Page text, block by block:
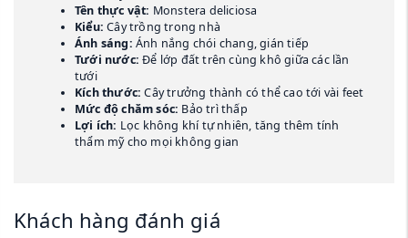
Tên thực vật: Monstera deliciosa
Kiểu: Cây trồng trong nhà
Ánh sáng: Ánh nắng chói chang, gián tiếp
Tưới nước: Để lớp đất trên cùng khô giữa các lần
tưới
Kích thước: Cây trưởng thành có thể cao tới vài feet
Mức độ chăm sóc: Bảo trì thấp
Lợi ích: Lọc không khí tự nhiên, tăng thêm tính
thẩm mỹ cho mọi không gian
Khách hàng đánh giá